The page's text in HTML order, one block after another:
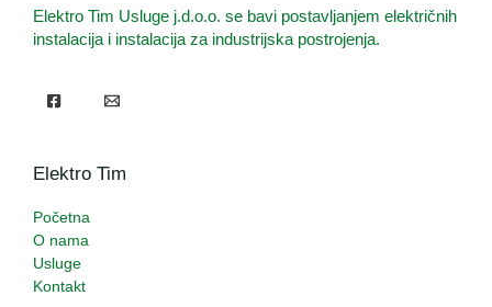
Elektro Tim Usluge j.d.o.o. se bavi postavljanjem električnih
instalacija i instalacija za industrijska postrojenja.
Elektro Tim
Početna
O nama
Usluge
Kontakt